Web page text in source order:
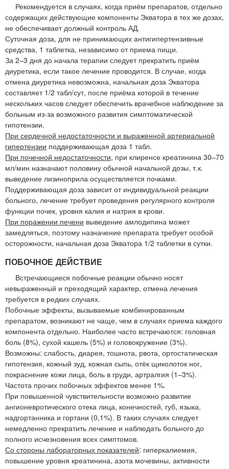
Рекомендуется в случаях, когда приём препаратов, отдельно
содержащих действующие компоненты Экватора в тех же дозах,
не обеспечивает должный контроль АД.
Суточная доза, для не принимающих антигипертензивные
средства, 1 таблетка, независимо от приема пищи.
За 2–3 дня до начала терапии следует прекратить приём
диуретика, если такое лечение проводится. В случае, когда
отмена диуретика невозможна, начальная доза Экватора
составляет 1/2 табл/сут, после приёма которой в течение
нескольких часов следует обеспечить врачебное наблюдение за
больным из-за возможного развития симптоматической
гипотензии.
При сердечной недостаточности и выраженной артериальной
гипертензии поддерживающая доза 1 табл.
При почечной недостаточности, при клиренсе креатинина 30–70
мл/мин назначают половину обычной начальной дозы, т.к.
выведение лизиноприла осуществляется почками.
Поддерживающая доза зависит от индивидуальной реакции
больного, лечение требует проведения регулярного контроля
функции почек, уровня калия и натрия в крови.
При поражении печени выведение амлодипина может
замедляться, поэтому назначение препарата требует особой
осторожности, начальная доза Экватора 1/2 таблетки в сутки.
ПОБОЧНОЕ ДЕЙСТВИЕ
Встречающиеся побочные реакции обычно носят
невыраженный и преходящий характер, отмена лечения
требуется в редких случаях.
Побочные эффекты, вызываемые комбинированным
препаратом, возникают не чаще, чем в случаях приема каждого
компонента отдельно. Наиболее часто встречаются: головная
боль (8%), сухой кашель (5%) и головокружение (3%).
Возможны: слабость, диарея, тошнота, рвота, ортостатическая
гипотензия, кожный зуд, кожная сыпь, отёк щиколоток ног,
покраснение кожи лица, боль в груди, артралгия (1–3%).
Частота прочих побочных эффектов менее 1%.
При повышенной чувствительности возможно развитие
ангионевротического отека лица, конечностей, губ, языка,
надгортанника и гортани (0,1%). В таких случаях следует
немедленно прекратить лечение и наблюдать больного до
полного исчезновения всех симптомов.
Со стороны лабораторных показателей: гиперкалиемия,
повышение уровня креатинина, азота мочевины, активности